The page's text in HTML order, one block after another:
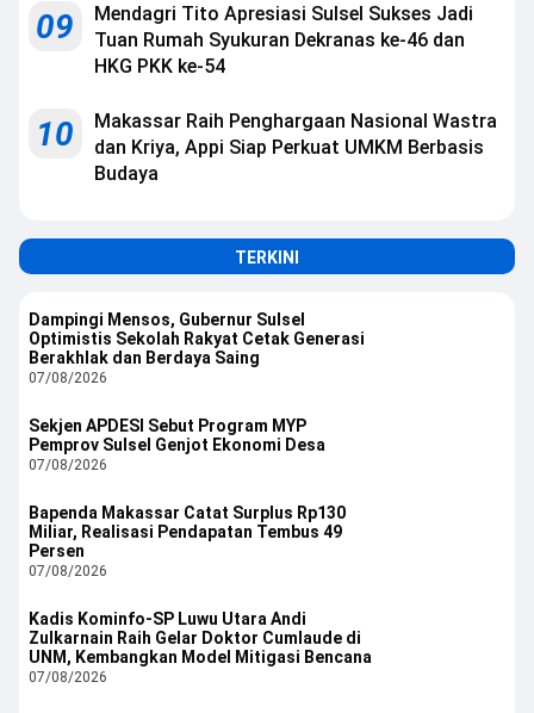
09
Mendagri Tito Apresiasi Sulsel Sukses Jadi
Tuan Rumah Syukuran Dekranas ke-46 dan
HKG PKK ke-54
10
Makassar Raih Penghargaan Nasional Wastra
dan Kriya, Appi Siap Perkuat UMKM Berbasis
Budaya
TERKINI
Dampingi Mensos, Gubernur Sulsel
Optimistis Sekolah Rakyat Cetak Generasi
Berakhlak dan Berdaya Saing
07/08/2026
Sekjen APDESI Sebut Program MYP
Pemprov Sulsel Genjot Ekonomi Desa
07/08/2026
Bapenda Makassar Catat Surplus Rp130
Miliar, Realisasi Pendapatan Tembus 49
Persen
07/08/2026
Kadis Kominfo-SP Luwu Utara Andi
Zulkarnain Raih Gelar Doktor Cumlaude di
UNM, Kembangkan Model Mitigasi Bencana
07/08/2026